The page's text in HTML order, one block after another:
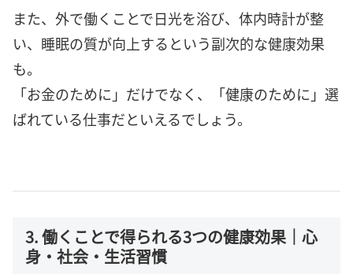
また、外で働くことで日光を浴び、体内時計が整
い、睡眠の質が向上するという副次的な健康効果
も。
「お金のために」だけでなく、「健康のために」選
ばれている仕事だといえるでしょう。
3. 働くことで得られる3つの健康効果｜心
身・社会・生活習慣